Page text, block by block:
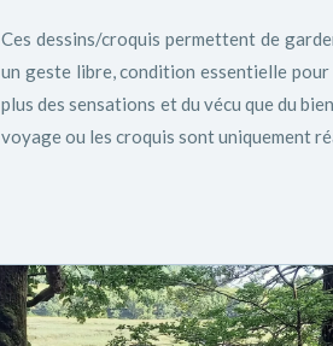
Ces dessins/croquis permettent de
un geste libre, condition essentielle
plus des sensations et du vécu que du
voyage ou les croquis sont uniquement